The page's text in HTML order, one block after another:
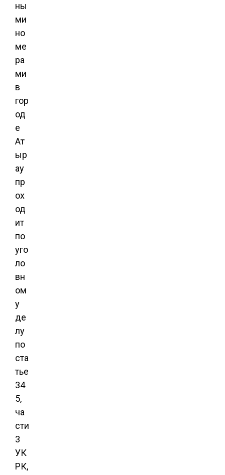
ны
ми
но
ме
ра
ми
в
гор
од
е
Ат
ыр
ау
пр
ох
од
ит
по
уго
ло
вн
ом
у
де
лу
по
ста
тье
34
5,
ча
сти
3
УК
РК,